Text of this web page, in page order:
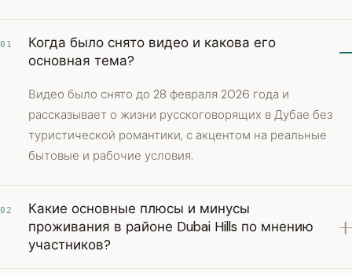
01
Когда было снято видео и какова его
основная тема?
Видео было снято до 28 февраля 2026 года и
рассказывает о жизни русскоговорящих в Дубае без
туристической романтики, с акцентом на реальные
бытовые и рабочие условия.
02
Какие основные плюсы и минусы
проживания в районе Dubai Hills по мнению
участников?